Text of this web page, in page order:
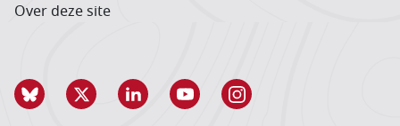
Over deze site